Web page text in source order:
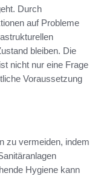
Durch
auf Probleme
bleiben. Die
nicht nur eine Frage
Voraussetzung
zu vermeiden, indem
Hygiene kann